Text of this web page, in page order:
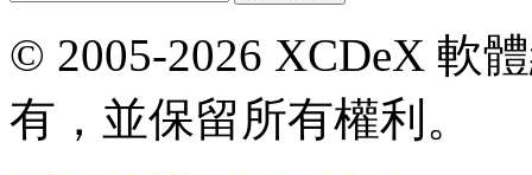
© 2005-2026 XCDeX 軟
有，並保留所有權利。